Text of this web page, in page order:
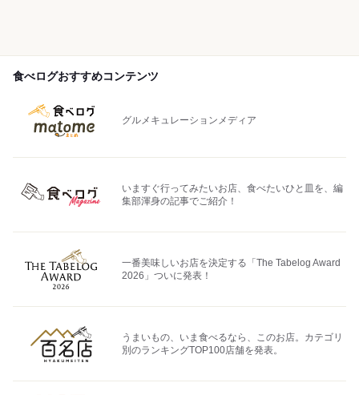
食べログおすすめコンテンツ
グルメキュレーションメディア
いますぐ行ってみたいお店、食べたいひと皿を、編
集部渾身の記事でご紹介！
一番美味しいお店を決定する「The Tabelog Award
2026」ついに発表！
うまいもの、いま食べるなら、このお店。カテゴリ
別のランキングTOP100店舗を発表。